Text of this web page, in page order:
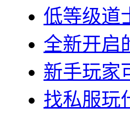
低等级道
全新开启
新手玩家
找私服玩